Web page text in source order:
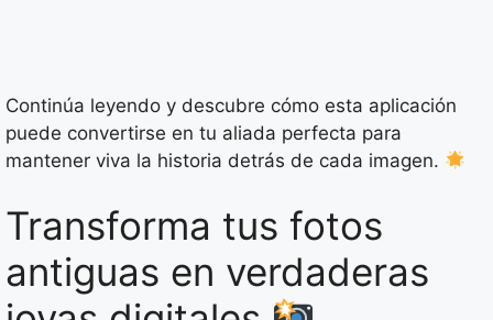
Continúa leyendo y descubre cómo esta aplicación
puede convertirse en tu aliada perfecta para
mantener viva la historia detrás de cada imagen.
Transforma tus fotos
antiguas en verdaderas